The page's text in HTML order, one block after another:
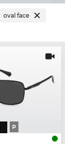
oval face
P